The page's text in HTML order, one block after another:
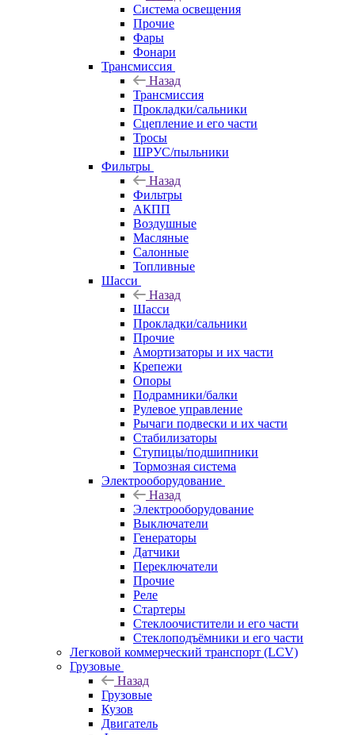
Система освещения
Прочие
Фары
Фонари
Трансмиссия
Назад
Трансмиссия
Прокладки/сальники
Сцепление и его части
Тросы
ШРУС/пыльники
Фильтры
Назад
Фильтры
АКПП
Воздушные
Масляные
Салонные
Топливные
Шасси
Назад
Шасси
Прокладки/сальники
Прочие
Амортизаторы и их части
Крепежи
Опоры
Подрамники/балки
Рулевое управление
Рычаги подвески и их части
Стабилизаторы
Ступицы/подшипники
Тормозная система
Электрооборудование
Назад
Электрооборудование
Выключатели
Генераторы
Датчики
Переключатели
Прочие
Реле
Стартеры
Стеклоочистители и его части
Стеклоподъёмники и его части
Легковой коммерческий транспорт (LCV)
Грузовые
Назад
Грузовые
Кузов
Двигатель